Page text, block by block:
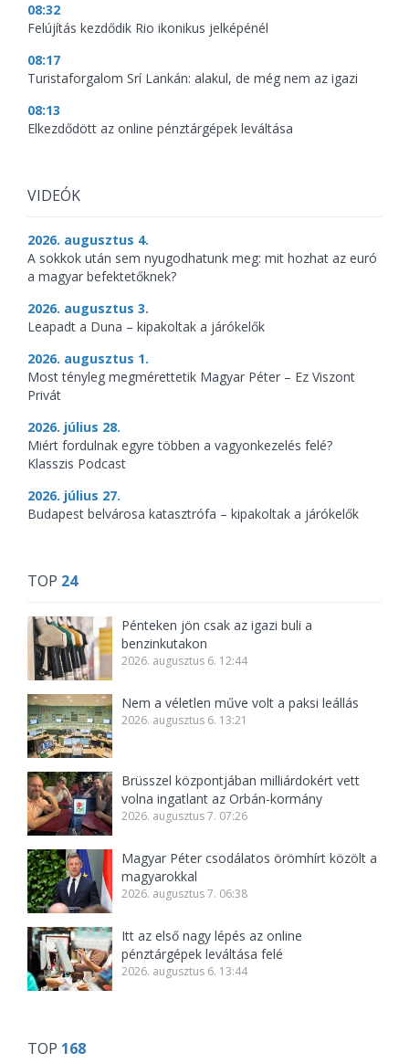
08:32
Felújítás kezdődik Rio ikonikus jelképénél
08:17
Turistaforgalom Srí Lankán: alakul, de még nem az igazi
08:13
Elkezdődött az online pénztárgépek leváltása
VIDEÓK
2026. augusztus 4.
A sokkok után sem nyugodhatunk meg: mit hozhat az euró
a magyar befektetőknek?
2026. augusztus 3.
Leapadt a Duna – kipakoltak a járókelők
2026. augusztus 1.
Most tényleg megmérettetik Magyar Péter – Ez Viszont
Privát
2026. július 28.
Miért fordulnak egyre többen a vagyonkezelés felé?
Klasszis Podcast
2026. július 27.
Budapest belvárosa katasztrófa – kipakoltak a járókelők
TOP 24
Pénteken jön csak az igazi buli a
benzinkutakon
2026. augusztus 6. 12:44
Nem a véletlen műve volt a paksi leállás
2026. augusztus 6. 13:21
Brüsszel központjában milliárdokért vett
volna ingatlant az Orbán-kormány
2026. augusztus 7. 07:26
Magyar Péter csodálatos örömhírt közölt a
magyarokkal
2026. augusztus 7. 06:38
Itt az első nagy lépés az online
pénztárgépek leváltása felé
2026. augusztus 6. 13:44
TOP 168